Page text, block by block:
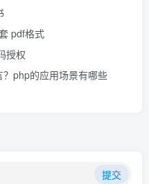
pdf格式
授权
php的应用场景有哪些
提交